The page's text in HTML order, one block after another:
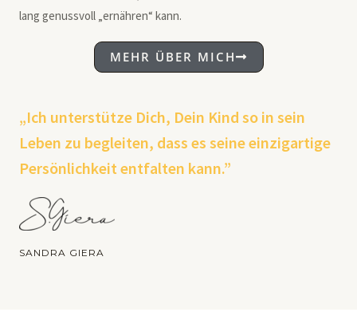
lang genussvoll „ernähren“ kann.
MEHR ÜBER MICH
„Ich unterstütze Dich, Dein Kind so in sein
Leben zu begleiten, dass es seine einzigartige
Persönlichkeit entfalten kann.”
SANDRA GIERA